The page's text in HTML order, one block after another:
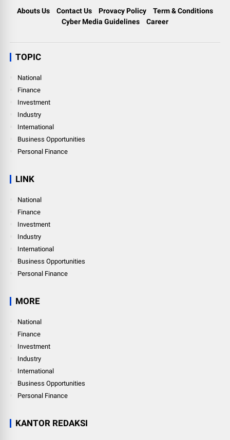
Abouts Us Contact Us Provacy Policy
Term & Conditions
Cyber Media Guidelines
Career
TOPIC
National
Finance
Investment
Industry
International
Business Opportunities
Personal Finance
LINK
National
Finance
Investment
Industry
International
Business Opportunities
Personal Finance
MORE
National
Finance
Investment
Industry
International
Business Opportunities
Personal Finance
KANTOR REDAKSI